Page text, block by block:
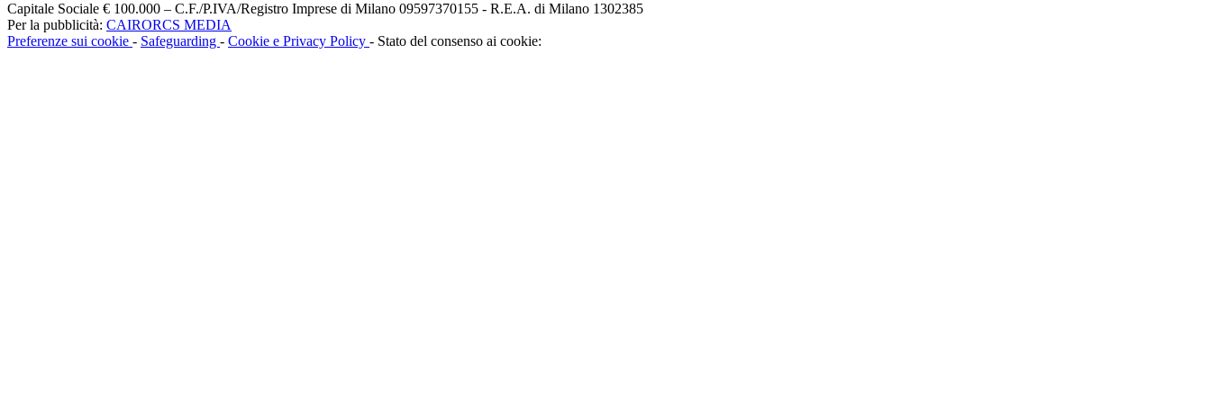
Capitale Sociale € 100.000 – C.F./P.IVA/Registro Imprese di Milano 09597370155 - R.E.A. di Milano 1302385
Per la pubblicità: CAIRORCS MEDIA
Preferenze sui cookie - Safeguarding - Cookie e Privacy Policy - Stato del consenso ai cookie: